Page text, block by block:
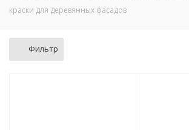
краски для деревянных фасадов
Фильтр